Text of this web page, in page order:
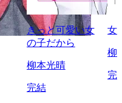
きっと可愛い女
の子だから
柳本光晴
完結
女
柳
完